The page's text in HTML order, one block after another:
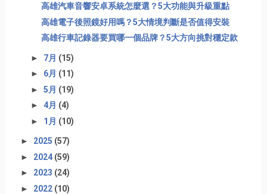
高雄汽車音響安卓系統怎麼選？5大功能與升級重點
高雄電子後照鏡好用嗎？5大情境判斷是否值得安裝
高雄行車記錄器要買哪一個品牌？5大方向挑對穩定款
► 7月 (15)
► 6月 (11)
► 5月 (19)
► 4月 (4)
► 1月 (10)
► 2025 (57)
► 2024 (59)
► 2023 (24)
► 2022 (10)